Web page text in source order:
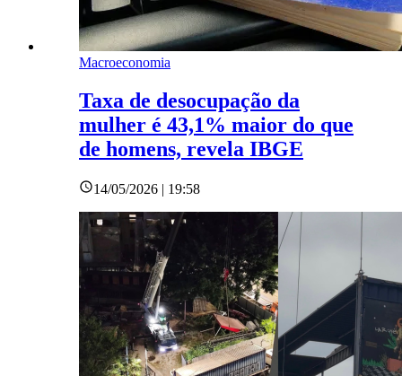
Macroeconomia
Taxa de desocupação da
mulher é 43,1% maior do que
de homens, revela IBGE
14/05/2026 | 19:58